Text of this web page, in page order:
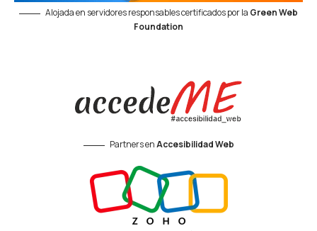
Alojada en servidores responsables certificados por la Green Web
Foundation
Partners enAccesibilidad Web